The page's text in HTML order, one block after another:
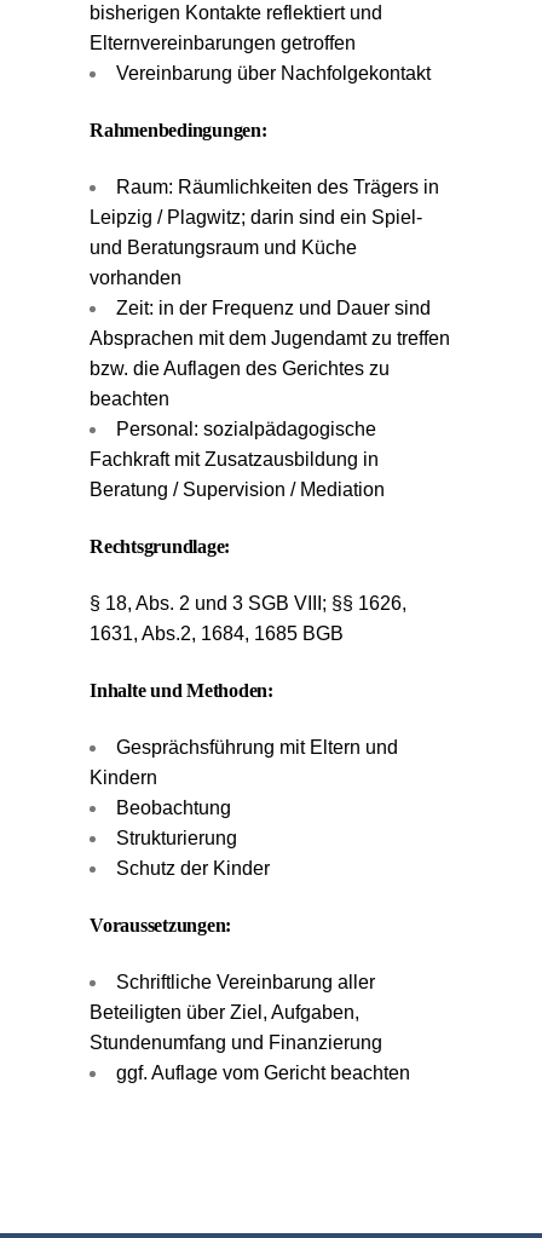
bisherigen Kontakte reflektiert und
Elternvereinbarungen getroffen
Vereinbarung über Nachfolgekontakt
Rahmenbedingungen:
Raum: Räumlichkeiten des Trägers in
Leipzig / Plagwitz; darin sind ein Spiel-
und Beratungsraum und Küche
vorhanden
Zeit: in der Frequenz und Dauer sind
Absprachen mit dem Jugendamt zu treffen
bzw. die Auflagen des Gerichtes zu
beachten
Personal: sozialpädagogische
Fachkraft mit Zusatzausbildung in
Beratung / Supervision / Mediation
Rechtsgrundlage:
§ 18, Abs. 2 und 3 SGB VIII; §§ 1626,
1631, Abs.2, 1684, 1685 BGB
Inhalte und Methoden:
Gesprächsführung mit Eltern und
Kindern
Beobachtung
Strukturierung
Schutz der Kinder
Voraussetzungen:
Schriftliche Vereinbarung aller
Beteiligten über Ziel, Aufgaben,
Stundenumfang und Finanzierung
ggf. Auflage vom Gericht beachten